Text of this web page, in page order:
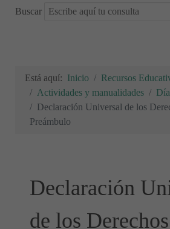
Buscar
Está aquí: Inicio
Recursos
Actividades y manualidades
Declaración Universal de los
Preámbulo
Declaración
de los Derechos